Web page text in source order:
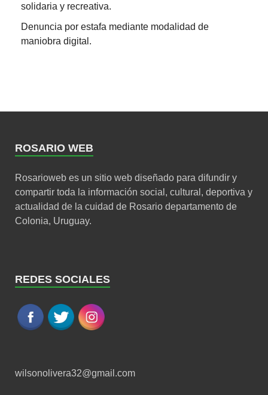
solidaria y recreativa.
Denuncia por estafa mediante modalidad de
maniobra digital.
ROSARIO WEB
Rosarioweb es un sitio web diseñado para difundir y
compartir toda la información social, cultural, deportiva y
actualidad de la cuidad de Rosario departamento de
Colonia, Uruguay.
REDES SOCIALES
wilsonolivera32@gmail.com